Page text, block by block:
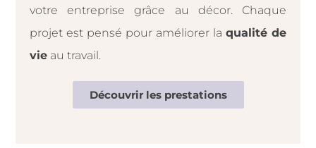
votre entreprise grâce au décor. Chaque
projet est pensé pour améliorer la qualité de
vie au travail.
Découvrir les prestations